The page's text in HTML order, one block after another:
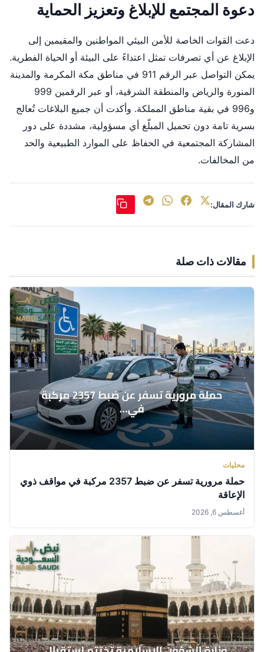
دعوة المجتمع للإبلاغ وتعزيز الحماية
دعت القوات الخاصة للأمن البيئي المواطنين والمقيمين إلى
الإبلاغ عن أي تصرفات تمثل اعتداءً على البيئة أو الحياة الفطرية.
يمكن التواصل عبر الرقم 911 في مناطق مكة المكرمة والمدينة
المنورة والرياض والمنطقة الشرقية، أو عبر الرقمين 999
و996 في بقية مناطق المملكة. وأكدت أن جميع البلاغات تُعالج
بسرية تامة دون تحميل المبلّغ أي مسؤولية، مشددة على دور
المشاركة المجتمعية في الحفاظ على الموارد الطبيعية والحد
من المخالفات.
شارك المقال:
مقالات ذات صلة
محليات
حملة مرورية تسفر عن ضبط 2357 مركبة في مواقف ذوي
الإعاقة
أغسطس 6, 2026